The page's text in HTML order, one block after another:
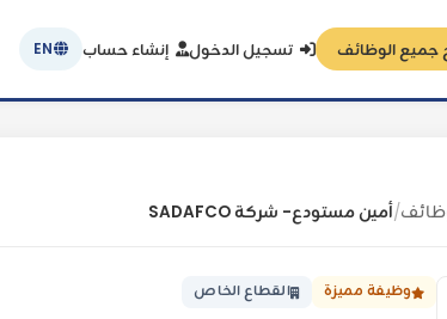
الوظائف تسجيل الدخول إنشاء حساب EN
/أمين مستودع- شركة SADAFCO
وظيفة مميزة القطاع الخاص